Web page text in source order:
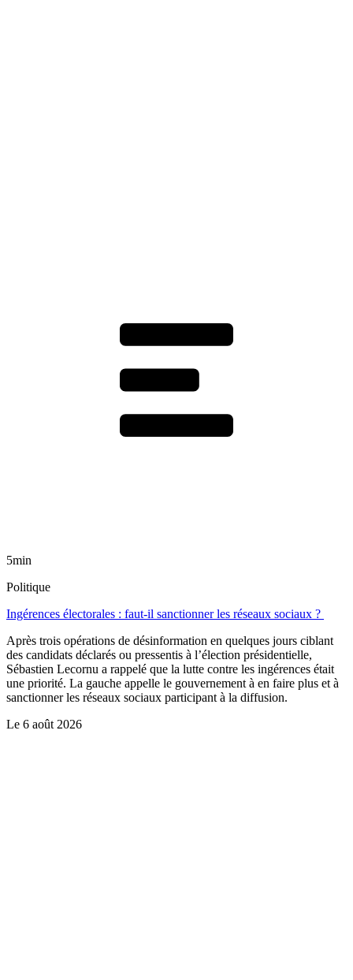
5min
Politique
Ingérences électorales : faut-il sanctionner les réseaux sociaux ?
Après trois opérations de désinformation en quelques jours ciblant
des candidats déclarés ou pressentis à l’élection présidentielle,
Sébastien Lecornu a rappelé que la lutte contre les ingérences était
une priorité. La gauche appelle le gouvernement à en faire plus et à
sanctionner les réseaux sociaux participant à la diffusion.
Le 6 août 2026